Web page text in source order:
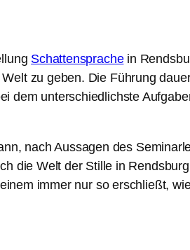
Schattensprachein
zu geben. Die Führung
dem unterschiedlichste
nach Aussagen des
die Welt der Stille in
immer nur so erschließt,